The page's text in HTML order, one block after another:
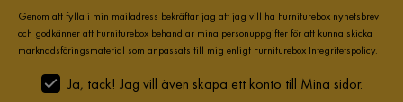
Genom att fylla i min mailadress bekräftar jag att jag vill ha Furniturebox nyhetsbrev
och godkänner att Furniturebox behandlar mina personuppgifter för att kunna skicka
marknadsföringsmaterial som anpassats till mig enligt Furniturebox Integritetspolicy.
Ja, tack! Jag vill även skapa ett konto till Mina sidor.